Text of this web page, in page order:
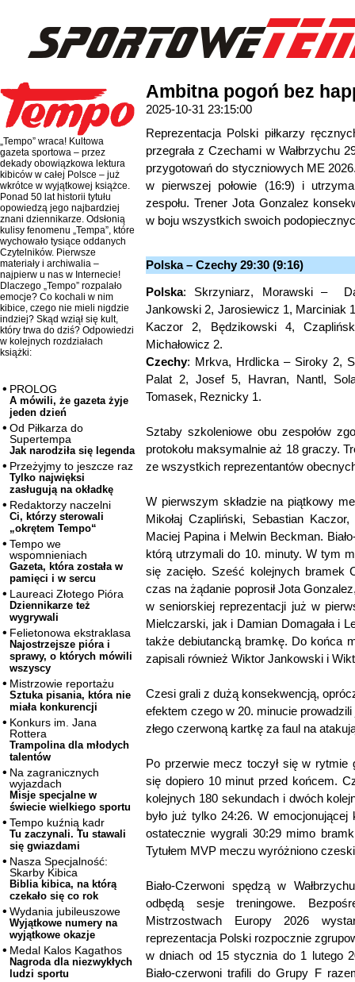
„Tempo” wraca! Kultowa
gazeta sportowa – przez
dekady obowiązkowa lektura
kibiców w całej Polsce – już
wkrótce w wyjątkowej książce.
Ponad 50 lat historii tytułu
opowiedzą jego najbardziej
znani dziennikarze. Odsłonią
kulisy fenomenu „Tempa”, które
wychowało tysiące oddanych
Czytelników. Pierwsze
materiały i archiwalia –
najpierw u nas w Internecie!
Dlaczego „Tempo” rozpalało
emocje? Co kochali w nim
kibice, czego nie mieli nigdzie
indziej? Skąd wziął się kult,
który trwa do dziś? Odpowiedzi
w kolejnych rozdziałach
książki:
PROLOG
A mówili, że gazeta żyje
jeden dzień
Od Piłkarza do
Supertempa
Jak narodziła się legenda
Przeżyjmy to jeszcze raz
Tylko najwięksi
zasługują na okładkę
Redaktorzy naczelni
Ci, którzy sterowali
„okrętem Tempo“
Tempo we
wspomnieniach
Gazeta, która została w
pamięci i w sercu
Laureaci Złotego Pióra
Dziennikarze też
wygrywali
Felietonowa ekstraklasa
Najostrzejsze pióra i
sprawy, o których mówili
wszyscy
Mistrzowie reportażu
Sztuka pisania, która nie
miała konkurencji
Konkurs im. Jana
Rottera
Trampolina dla młodych
talentów
Na zagranicznych
wyjazdach
Misje specjalne w
świecie wielkiego sportu
Tempo kuźnią kadr
Tu zaczynali. Tu stawali
się gwiazdami
Nasza Specjalność:
Skarby Kibica
Biblia kibica, na którą
czekało się co rok
Wydania jubileuszowe
Wyjątkowe numery na
wyjątkowe okazje
Medal Kalos Kagathos
Nagroda dla niezwykłych
ludzi sportu
Ambitna pogoń bez
2025-10-31 23:15:00
Reprezentacja Polski piłkarzy
przegrała z Czechami w Wałbrzychu
przygotowań do styczniowych ME
w pierwszej połowie (16:9) i
zespołu. Trener Jota Gonzalez
w boju wszystkich swoich
Polska – Czechy 29:30 (9:16)
Polska: Skrzyniarz, Morawski –
Jankowski 2, Jarosiewicz 1, Marciniak
Kaczor 2, Będzikowski 4,
Michałowicz 2.
Czechy: Mrkva, Hrdlicka – Siroky 2,
Palat 2, Josef 5, Havran, Nantl,
Tomasek, Reznicky 1.
Sztaby szkoleniowe obu zespołów
protokołu maksymalnie aż 18 graczy.
ze wszystkich reprezentantów
W pierwszym składzie na piątkowy
Mikołaj Czapliński, Sebastian
Maciej Papina i Melwin Beckman.
którą utrzymali do 10. minuty. W tym
się zacięło. Sześć kolejnych bramek
czas na żądanie poprosił Jota
w seniorskiej reprezentacji już w
Mielczarski, jak i Damian Domagała i
także debiutancką bramkę. Do końca
zapisali również Wiktor Jankowski i
Czesi grali z dużą konsekwencją,
efektem czego w 20. minucie
złego czerwoną kartkę za faul na
Po przerwie mecz toczył się w rytmie
się dopiero 10 minut przed końcem.
kolejnych 180 sekundach i dwóch
było już tylko 24:26. W
ostatecznie wygrali 30:29 mimo
Tytułem MVP meczu wyróżniono
Biało-Czerwoni spędzą w
odbędą sesje treningowe.
Mistrzostwach Europy 2026
reprezentacja Polski rozpocznie
w dniach od 15 stycznia do 1 lutego
Biało-czerwoni trafili do Grupy F